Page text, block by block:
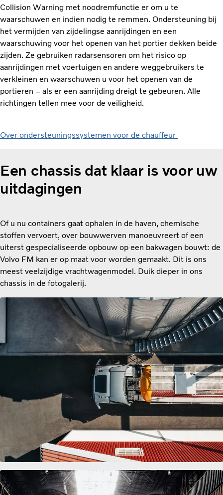
Collision Warning met noodremfunctie er om u te
waarschuwen en indien nodig te remmen. Ondersteuning bij
het vermijden van zijdelingse aanrijdingen en een
waarschuwing voor het openen van het portier dekken beide
zijden. Ze gebruiken radarsensoren om het risico op
aanrijdingen met voertuigen en andere weggebruikers te
verkleinen en waarschuwen u voor het openen van de
portieren – als er een aanrijding dreigt te gebeuren. Alle
richtingen tellen mee voor de veiligheid.
Over ondersteuningssystemen voor de chauffeur
Een chassis dat klaar is voor uw
uitdagingen
Of u nu containers gaat ophalen in de haven, chemische
stoffen vervoert, over bouwwerven manoeuvreert of een
uiterst gespecialiseerde opbouw op een bakwagen bouwt: de
Volvo FM kan er op maat voor worden gemaakt. Dit is ons
meest veelzijdige vrachtwagenmodel. Duik dieper in ons
chassis in de fotogalerij.